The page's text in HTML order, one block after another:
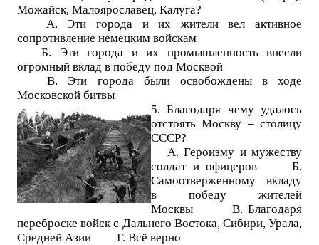
Можайск, Малоярославец, Калуга?
А. Эти города и их жители вел активное
сопротивление немецким войскам
Б. Эти города и их промышленность внесли
огромный вклад в победу под Москвой
В. Эти города были освобождены в ходе
Московской битвы
5. Благодаря чему удалось
отстоять Москву – столицу
СССР?
А. Героизму и мужеству
солдат и офицеров Б.
Самоотверженному вкладу
в победу жителей
Москвы В. Благодаря
переброске войск с Дальнего Востока, Сибири, Урала,
Средней Азии Г. Всё верно